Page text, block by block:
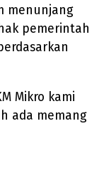
menunjang
pemerintah
Mikro kami
ada memang